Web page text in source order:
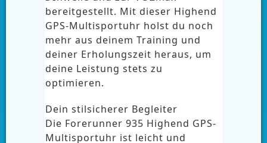
bereitgestellt. Mit dieser Highend
GPS-Multisportuhr holst du noch
mehr aus deinem Training und
deiner Erholungszeit heraus, um
deine Leistung stets zu
optimieren.
Dein stilsicherer Begleiter
Die Forerunner 935 Highend GPS-
Multisportuhr ist leicht und